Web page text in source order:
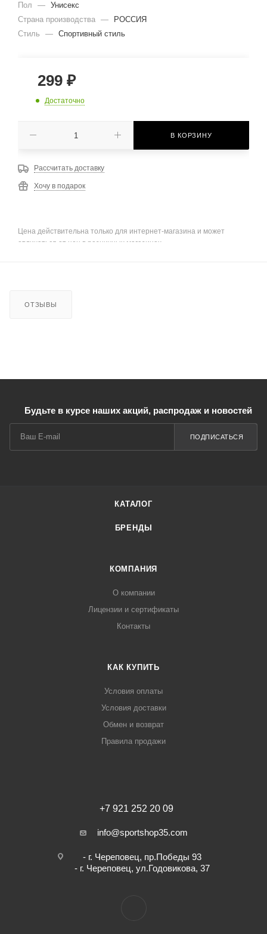
Пол
— Унисекс
Страна производства —
РОССИЯ
Стиль
— Спортивный стиль
299 ₽
Достаточно
В КОРЗИНУ
Рассчитать доставку
Хочу в подарок
Цена действительна только для интернет-магазина и может
отличаться от цен в розничных магазинах
ОТЗЫВЫ
Будьте в курсе наших акций, распродаж и новостей
ПОДПИСАТЬСЯ
КАТАЛОГ
БРЕНДЫ
КОМПАНИЯ
О компании
Лицензии и сертификаты
Контакты
КАК КУПИТЬ
Условия оплаты
Условия доставки
Обмен и возврат
Правила продажи
+7 921 252 20 09
info@sportshop35.com
- г. Череповец, пр.Победы 93
- г. Череповец, ул.Годовикова, 37